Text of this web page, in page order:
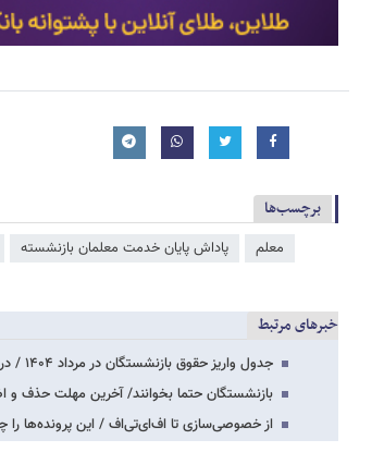
برچسب‌ها
معلم پاداش پایان خدمت معلمان بازنشسته
خبرهای مرتبط
جدول واریز حقوق بازنشستگان در مرداد ۱۴۰۴ / در این ۳ تاریخ منتظر واریزی باشید
بازنشستگان حتما بخوانند/ آخرین مهلت حذف و
از خصوصی‌سازی تا اف‌ای‌تی‌اف / این پرونده‌ها را